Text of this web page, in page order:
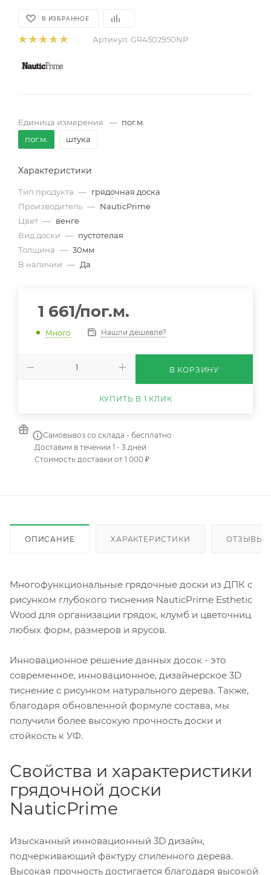
В ИЗБРАННОЕ
Артикул: GR4502950NP
Единица измерения — пог.м.
пог.м.
штука
Характеристики
Тип продукта — грядочная доска
Производитель — NauticPrime
Цвет — венге
Вид доски — пустотелая
Толщина — 30мм
В наличии — Да
1 661/пог.м.
Много Нашли дешевле?
В КОРЗИНУ
КУПИТЬ В 1 КЛИК
Самовывоз со склада - бесплатно
Доставим в течении 1 - 3 дней
Стоимость доставки от 1 000 ₽
ОПИСАНИЕ ХАРАКТЕРИСТИКИ ОТЗЫВЫ
Многофункциональные грядочные доски из ДПК с
рисунком глубокого тиснения NauticPrime Esthetic
Wood для организации грядок, клумб и цветочниц
любых форм, размеров и ярусов.
Инновационное решение данных досок - это
современное, инновационное, дизайнерское 3D
тиснение с рисунком натурального дерева. Также,
благодаря обновленной формуле состава, мы
получили более высокую прочность доски и
стойкость к УФ.
Свойства и характеристики
грядочной доски
NauticPrime
Изысканный инновационный 3D дизайн,
подчеркивающий фактуру спиленного дерева.
Высокая прочность достигается благодаря высокой